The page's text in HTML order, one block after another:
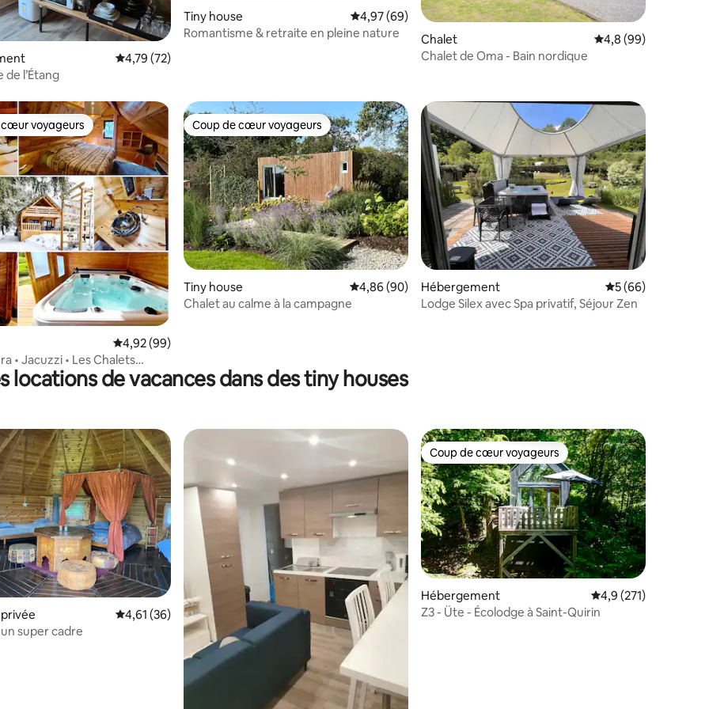
base de 292 commentaires : 4,81 sur 5Évaluation moyenne sur la base de 72 commentaires : 4,79 sur 5
4,79 (72)
de l’Étang
Tiny house Évaluation moyenne sur la base de 69 commentaires : 4,97 sur 5
4,97 (69)
Romantisme & retraite en pleine nature
Chalet Évaluation moyenne
4,8 (99)
Chalet de Oma - Bain nordique
la base de 40 commentaires : 4,95 sur 5
cœur voyageurs
voyageurs
Évaluation moyenne sur la base de 99 commentaires : 4,92 sur 5
4,92 (99)
• Jacuzzi • Les Chalets
Coup de cœur voyageurs
Coup de cœur voyageurs
Tiny house Évaluation moyenne sur la base de 90 commentaires : 4,86 sur 5
4,86 (90)
Chalet au calme à la campagne
Hébergement Évaluation
5 (66)
Lodge Silex avec Spa privatif, Séjour Zen
locations de vacances dans des tiny houses
Évaluation moyenne sur la base de 36 commentaires : 4,61 sur 5
4,61 (36)
super cadre
Coup de cœur voyageurs
Coup de cœur voyageurs
Hébergement Évaluation moyenne
4,9 (271)
Z3 - Üte - Écolodge à Saint-Quirin